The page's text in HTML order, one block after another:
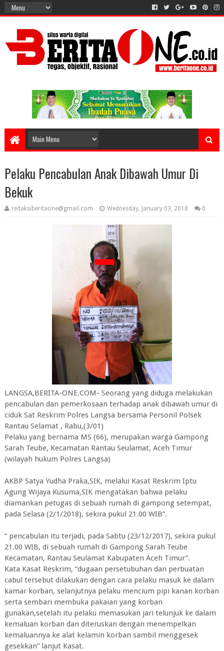
Pelaku Pencabulan Anak Dibawah Umur Di
Bekuk
redaksiberitaone@gmail.com Wednesday, January 03, 2018 0
LANGSA,BERITA-ONE.COM- Seorang yang diduga melakukan
pencabulan dan pemerkosaan terhadap anak dibawah umur di
ciduk Sat Reskrim Polres Langsa bersama Personil Polsek
Rantau Selamat , Rabu,(3/01)
Pelaku yang bernama MS (66), merupakan warga Gampong
Sarah Teube, Kecamatan Rantau Seulamat, Aceh Timur
(wilayah hukum Polres Langsa)
AKBP Satya Yudha Praka,SIK, melalui Kasat Reskrim Iptu
Agung Wijaya Kusuma,SIK mengatakan bahwa pelaku
diamankan petugas di sebuah rumah di gampong setempat,
pada Selasa (2/1/2018), sekira pukul 21.00 WIB”.
“ pencabulan itu terjadi, pada Sabtu (23/12/2017), sekira pukul
21.00 WIB, di sebuah rumah di Gampong Sarah Teube
Kecamatan, Rantau Seulamat Kabupaten Aceh Timur”.
Kata Kasat Reskrim, “dugaan persetubuhan dan perbuatan
cabul tersebut dilakukan dengan cara pelaku masuk ke dalam
kamar korban, selanjutnya pelaku mencium pipi kanan korban
serta sembari membuka pakaian yang korban
gunakan,setelah itu pelaku memasukan jari telunjuk ke dalam
kemaluan korban dan diteruskan dengan menempelkan
kemaluannya ke alat kelamin korban sambil menggesek
gesekkan” lanjut Kasat.